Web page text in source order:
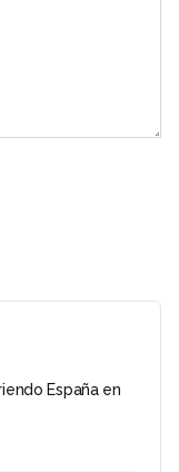
España en